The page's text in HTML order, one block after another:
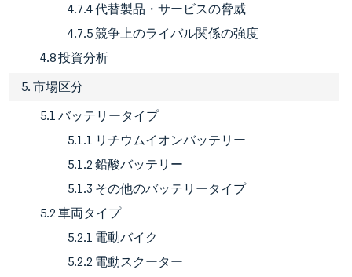
4.7.4 代替製品・サービスの脅威
4.7.5 競争上のライバル関係の強度
4.8 投資分析
5. 市場区分
5.1 バッテリータイプ
5.1.1 リチウムイオンバッテリー
5.1.2 鉛酸バッテリー
5.1.3 その他のバッテリータイプ
5.2 車両タイプ
5.2.1 電動バイク
5.2.2 電動スクーター